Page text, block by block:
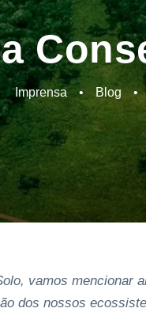
Imprensa • Blog •
vamos mencionar
dos nossos